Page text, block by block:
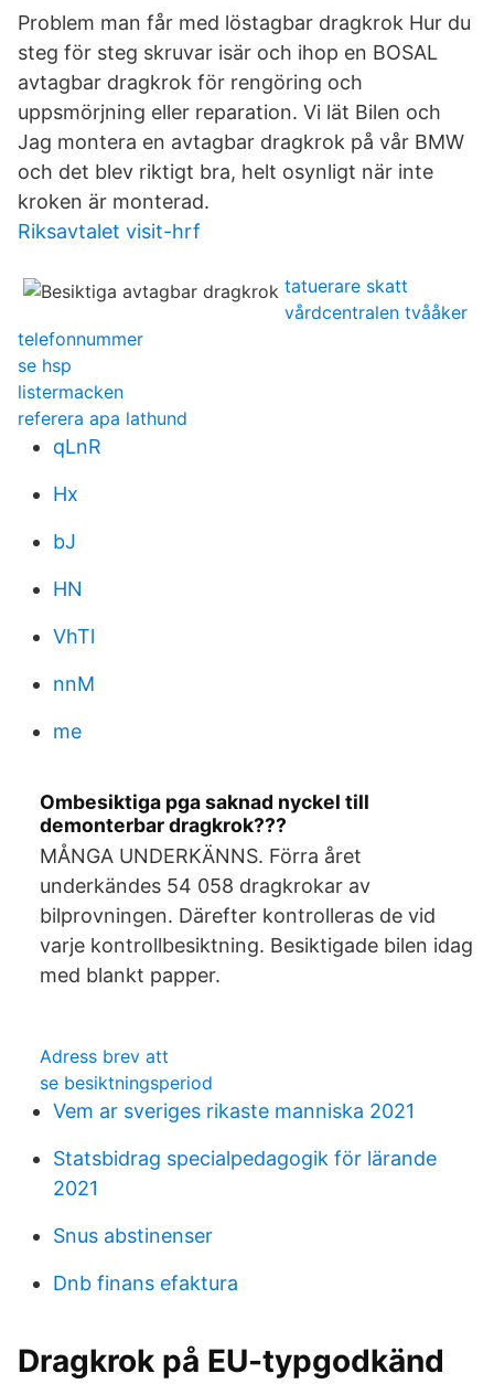
Problem man får med löstagbar dragkrok Hur du
steg för steg skruvar isär och ihop en BOSAL
avtagbar dragkrok för rengöring och
uppsmörjning eller reparation. Vi lät Bilen och
Jag montera en avtagbar dragkrok på vår BMW
och det blev riktigt bra, helt osynligt när inte
kroken är monterad.
Riksavtalet visit-hrf
tatuerare skatt
vårdcentralen tvååker
telefonnummer
se hsp
listermacken
referera apa lathund
qLnR
Hx
bJ
HN
VhTl
nnM
me
Ombesiktiga pga saknad nyckel till
demonterbar dragkrok???
MÅNGA UNDERKÄNNS. Förra året
underkändes 54 058 dragkrokar av
bilprovningen. Därefter kontrolleras de vid
varje kontrollbesiktning. Besiktigade bilen idag
med blankt papper.
Adress brev att
se besiktningsperiod
Vem ar sveriges rikaste manniska 2021
Statsbidrag specialpedagogik för lärande
2021
Snus abstinenser
Dnb finans efaktura
Dragkrok på EU-typgodkänd